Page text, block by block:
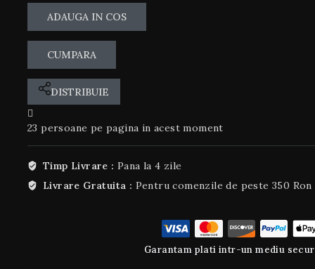
ADAUGA IN COS
CUMPARA
DISTRIBUIE
23 persoane pe pagina in acest moment
Timp Livrare : Pana la 4 zile
Livrare Gratuita : Pentru comenzile de peste 350 Ron
Garantam plati intr-un mediu